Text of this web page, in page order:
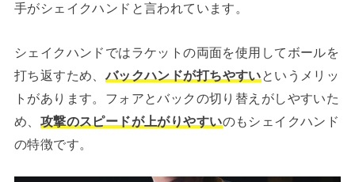
手がシェイクハンドと言われています。
シェイクハンドではラケットの両面を使用してボールを
打ち返すため、バックハンドが打ちやすいというメリッ
トがあります。フォアとバックの切り替えがしやすいた
め、 攻撃のスピードが上がりやすいのもシェイクハンド
の特徴です。